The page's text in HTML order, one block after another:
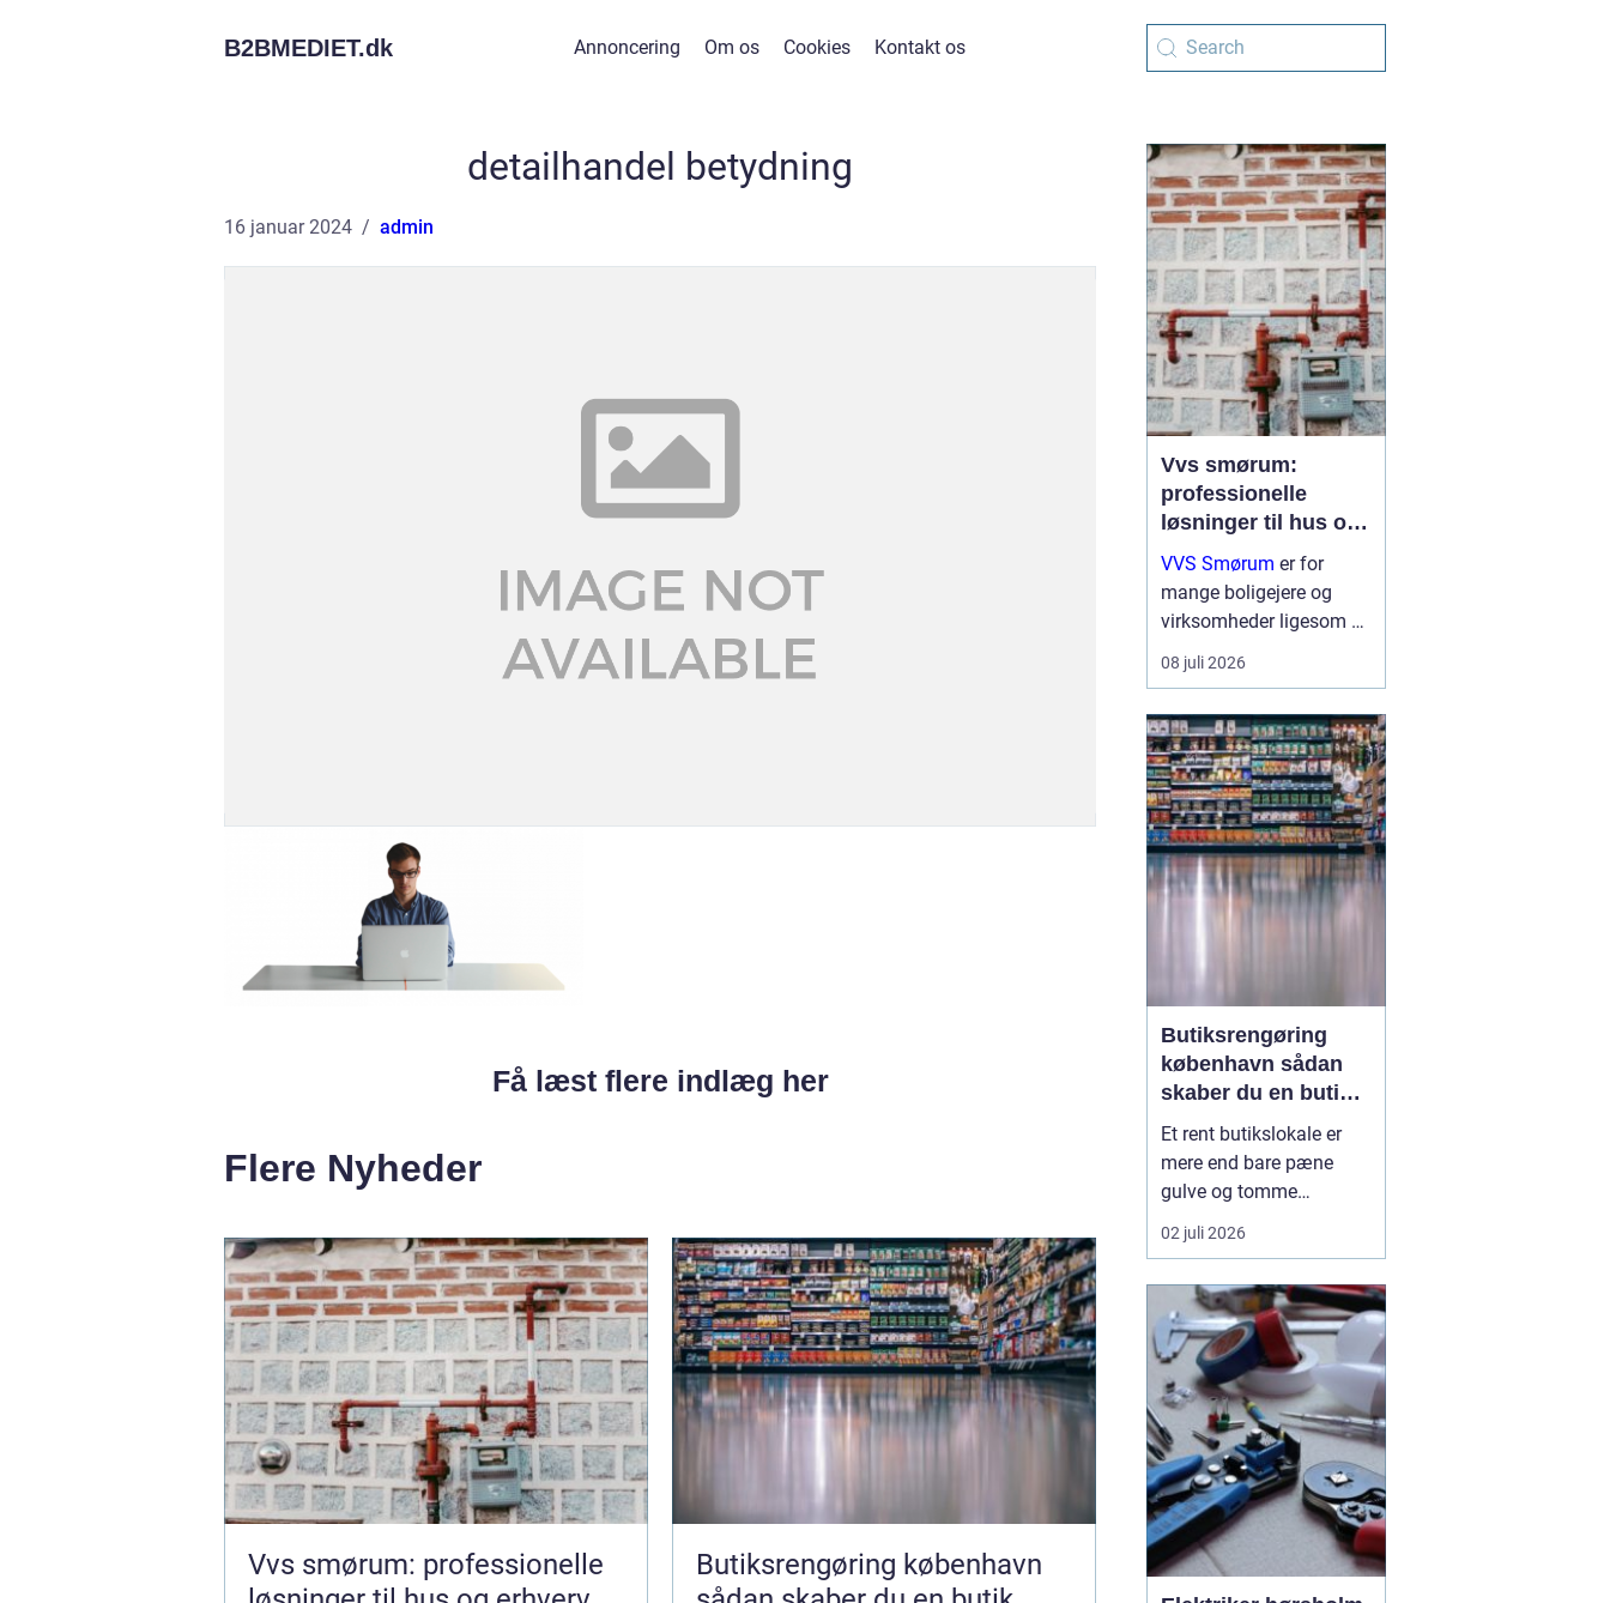
B2BMEDIET.dk Annoncering Om os Cookies Kontakt os
detailhandel betydning
16 januar 2024 admin
Få læst flere indlæg her
Flere Nyheder
Vvs smørum: professionelle
Butiksrengøring københavn
Vvs smørum:
professionelle
løsninger til hus og
erhverv
VVS Smørum er for
mange boligejere og
virksomheder ligesom en
tryg livline, når vand,
varme eller afløb driller.
kun om rør og ventiler,
men om sikkerhed,
komfort og en ...
08 juli 2026
Butiksrengøring
københavn sådan
skaber du en butik,
kunderne har lyst til
at komme tilbage til
Et rent butikslokale er
mere end bare pæne
gulve og tomme
skraldespande.
Rengøringen påvirker
førstehåndsindtryk, hvor
længe de bliver i
butikken, og om de
vælger at komme igen.
Særligt i en
konkurrencepræget by
som København kan
målrettet ...
02 juli 2026